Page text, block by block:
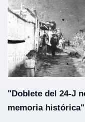
"Doblete del 24-J
memoria histórica"